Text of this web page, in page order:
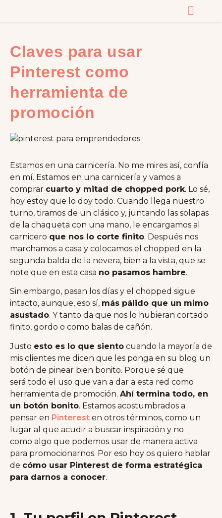
Claves para usar
Pinterest como
herramienta de
promoción
Estamos en una carnicería. No me mires así, confía
en mí. Estamos en una carnicería y vamos a
comprar cuarto y mitad de chopped pork. Lo sé,
hoy estoy que lo doy todo. Cuando llega nuestro
turno, tiramos de un clásico y, juntando las solapas
de la chaqueta con una mano, le encargamos al
carnicero que nos lo corte finito. Después nos
marchamos a casa y colocamos el chopped en la
segunda balda de la nevera, bien a la vista, que se
note que en esta casa no pasamos hambre.
Sin embargo, pasan los días y el chopped sigue
intacto, aunque, eso sí, más pálido que un mimo
asustado. Y tanto da que nos lo hubieran cortado
finito, gordo o como balas de cañón.
Justo esto es lo que siento cuando la mayoría de
mis clientes me dicen que les ponga en su blog un
botón de pinear bien bonito. Porque sé que
será todo el uso que van a dar a esta red como
herramienta de promoción. Ahí termina todo, en
un botón bonito. Estamos acostumbrados a
pensar en Pinterest en otros términos, como un
lugar al que acudir a buscar inspiración y no
como algo que podemos usar de manera activa
para promocionarnos. Por eso hoy os quiero hablar
de cómo usar Pinterest de forma estratégica
para darnos a conocer.